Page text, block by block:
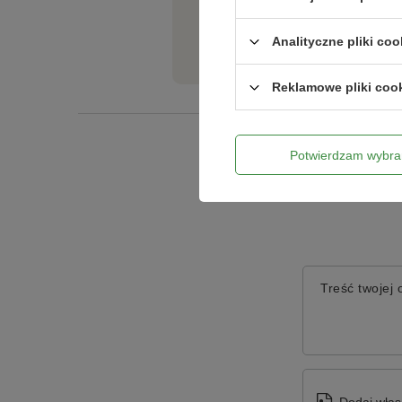
tego produktu. Postaramy się
Treść twojej
Analityczne pliki
Reklamowe pliki
Potwierdzam